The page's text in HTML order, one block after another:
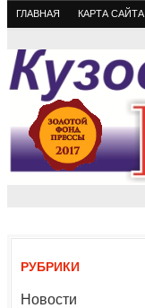
ГЛАВНАЯ КАРТА САЙТА
РУБРИКИ
Новости